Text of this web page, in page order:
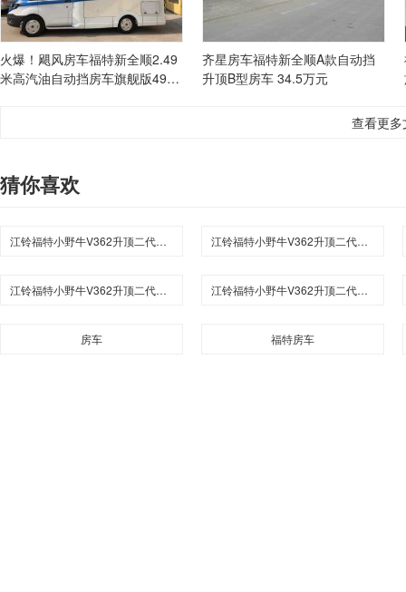
火爆！飓风房车福特新全顺2.49
米高汽油自动挡房车旗舰版49.9
齐星房车福特新全顺A款自动挡
升顶B型房车 34.5万元
查看更多
猜你喜欢
江铃福特小野牛V362升顶二代纪念版综述介绍 江铃福特小野牛V362升顶二代纪念版参数
江铃福特小野牛V362升顶二代纪念版点评 江铃福特小野牛V362升顶二代纪念版报价
房车 福特房车